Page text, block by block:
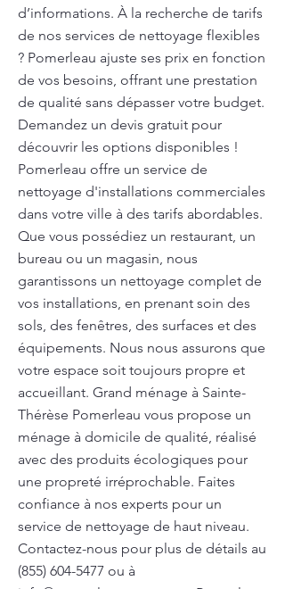
d’informations. À la recherche de tarifs
de nos services de nettoyage flexibles
? Pomerleau ajuste ses prix en fonction
de vos besoins, offrant une prestation
de qualité sans dépasser votre budget.
Demandez un devis gratuit pour
découvrir les options disponibles !
Pomerleau offre un service de
nettoyage d'installations commerciales
dans votre ville à des tarifs abordables.
Que vous possédiez un restaurant, un
bureau ou un magasin, nous
garantissons un nettoyage complet de
vos installations, en prenant soin des
sols, des fenêtres, des surfaces et des
équipements. Nous nous assurons que
votre espace soit toujours propre et
accueillant. Grand ménage à Sainte-
Thérèse Pomerleau vous propose un
ménage à domicile de qualité, réalisé
avec des produits écologiques pour
une propreté irréprochable. Faites
confiance à nos experts pour un
service de nettoyage de haut niveau.
Contactez-nous pour plus de détails au
(855) 604-5477 ou à